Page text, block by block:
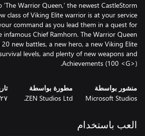
‘The Warrior Queen,’ the newest CastleStorm
class of Viking Elite warrior is at your service
command as you lead them in a quest for
infamous Chief Ramhorn. The Warrior Queen
new battles, a new hero, a new Viking Elite
levels, and plenty of new weapons and
Achievements (100 <G>).
منشور بواسطة
Microsoft Studios
مطورة بواسطة
ZEN Studios Ltd. ٢٧‏/٩‏/٢٠١٣
العب باستخدام